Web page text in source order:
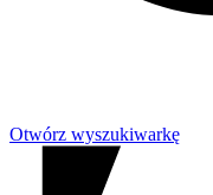
Otwórz wyszukiwarkę